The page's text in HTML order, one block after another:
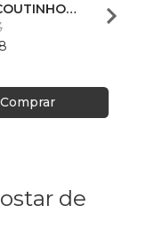
PINTO
Comprar
R$
de